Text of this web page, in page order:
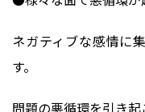
ネガティブな感情に
す。
問題の悪循環を引き起